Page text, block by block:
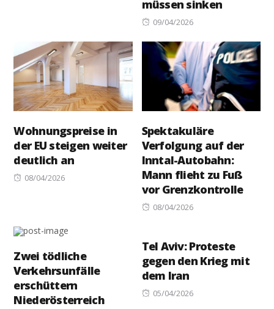
müssen sinken
Posted
09/04/2026
Wohnungspreise in
der EU steigen weiter
deutlich an
Posted
08/04/2026
Spektakuläre
Verfolgung auf der
Inntal-Autobahn:
Mann flieht zu Fuß
vor Grenzkontrolle
Posted
08/04/2026
Zwei tödliche
Verkehrsunfälle
erschüttern
Niederösterreich
Tel Aviv: Proteste
gegen den Krieg mit
dem Iran
Posted
05/04/2026